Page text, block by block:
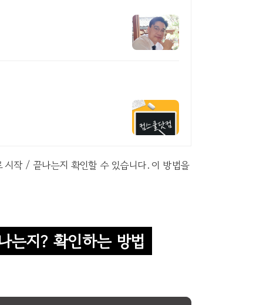
작 / 끝나는지 확인할 수 있습니다. 이 방법을
는지? 확인하는 방법